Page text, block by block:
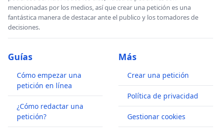
mencionadas por los medios, así que crear una petición es una
fantástica manera de destacar ante el publico y los tomadores de
decisiones.
Guías
Cómo empezar una
petición en línea
¿Cómo redactar una
petición?
Más
Crear una petición
Política de privacidad
Gestionar cookies